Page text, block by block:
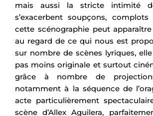
mais aussi la stricte intimité
s’exacerbent soupçons,
cette scénographie peut
au regard de ce qui nous est
sur nombre de scènes lyriques,
pas moins originale et surtout
grâce à nombre de
notamment à la séquence de
acte particulièrement
scène d’Allex Aguilera,